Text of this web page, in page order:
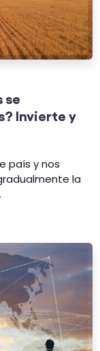
se
Invierte y
país y nos
la